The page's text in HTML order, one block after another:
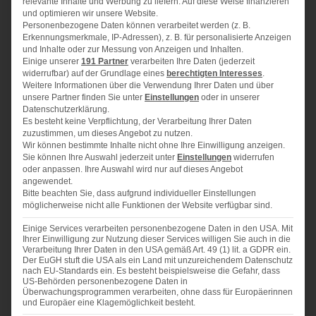
1/2Päckchen Backpulver
1/2TL Natron
4Eier
200 gSchmand
250 gMehl
50 gfein gemahlene Mandeln
50 ggehackte Gewürz-Spekulatius-Kekse
1kleiner Apfel (z. B. Boskoop)
Schalenabrieb einer halben Bio-Orange
ZUBEREITUNG
und optimieren wir unsere Website.
Personenbezogene Daten können verarbeitet werden (z. B.
Erkennungsmerkmale, IP-Adressen), z. B. für personalisierte Anzeigen
und Inhalte oder zur Messung von Anzeigen und Inhalten.
Einige unserer 191 Partner verarbeiten Ihre Daten (jederzeit
widerrufbar) auf der Grundlage eines berechtigten Interesses.
Weitere Informationen über die Verwendung Ihrer Daten und über
unsere Partner finden Sie unter Einstellungen oder in unserer
Datenschutzerklärung.
Es besteht keine Verpflichtung, der Verarbeitung Ihrer Daten
zuzustimmen, um dieses Angebot zu nutzen.
Wir können bestimmte Inhalte nicht ohne Ihre Einwilligung anzeigen.
Sie können Ihre Auswahl jederzeit unter Einstellungen widerrufen
oder anpassen. Ihre Auswahl wird nur auf dieses Angebot
angewendet.
Bitte beachten Sie, dass aufgrund individueller Einstellungen
möglicherweise nicht alle Funktionen der Website verfügbar sind.
Einige Services verarbeiten personenbezogene Daten in den USA. Mit
Ihrer Einwilligung zur Nutzung dieser Services willigen Sie auch in die
Verarbeitung Ihrer Daten in den USA gemäß Art. 49 (1) lit. a GDPR ein.
Der EuGH stuft die USA als ein Land mit unzureichendem Datenschutz
nach EU-Standards ein. Es besteht beispielsweise die Gefahr, dass
US-Behörden personenbezogene Daten in
Überwachungsprogrammen verarbeiten, ohne dass für Europäerinnen
und Europäer eine Klagemöglichkeit besteht.